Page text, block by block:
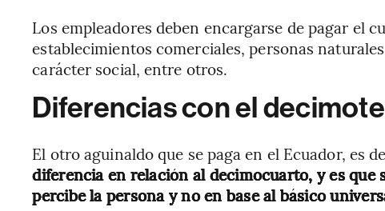
Los empleadores deben encargarse de pagar el
establecimientos comerciales, personas
carácter social, entre otros.
Diferencias con el
El otro aguinaldo que se paga en el Ecuador, es
diferencia en relación al decimocuarto, y es que
percibe la persona y no en base al básico